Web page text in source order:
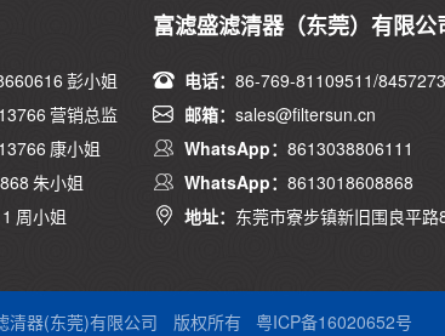
彭小姐
营销总监
康小姐
朱小姐
周小姐
富滤盛滤清器（东莞）有限公
电话： 86-769-81109511/
邮箱： sales@filtersun.cn
WhatsApp： 8613038806111
WhatsApp： 8613018608868
地址： 东莞市寮步镇新旧围良平路
清器(东莞)有限公司 版权所有 粤ICP备16020652号